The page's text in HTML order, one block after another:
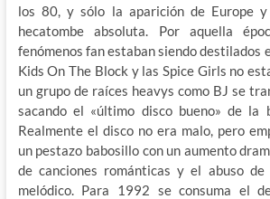
los 80, y sólo la aparición de Europe
hecatombe absoluta. Por aquella
fenómenos fan estaban siendo destilados
Kids On The Block y las Spice Girls no
un grupo de raíces heavys como BJ se
sacando el «último disco bueno» de la
Realmente el disco no era malo, pero
un pestazo babosillo con un aumento
de canciones románticas y el abuso
melódico. Para 1992 se consuma el